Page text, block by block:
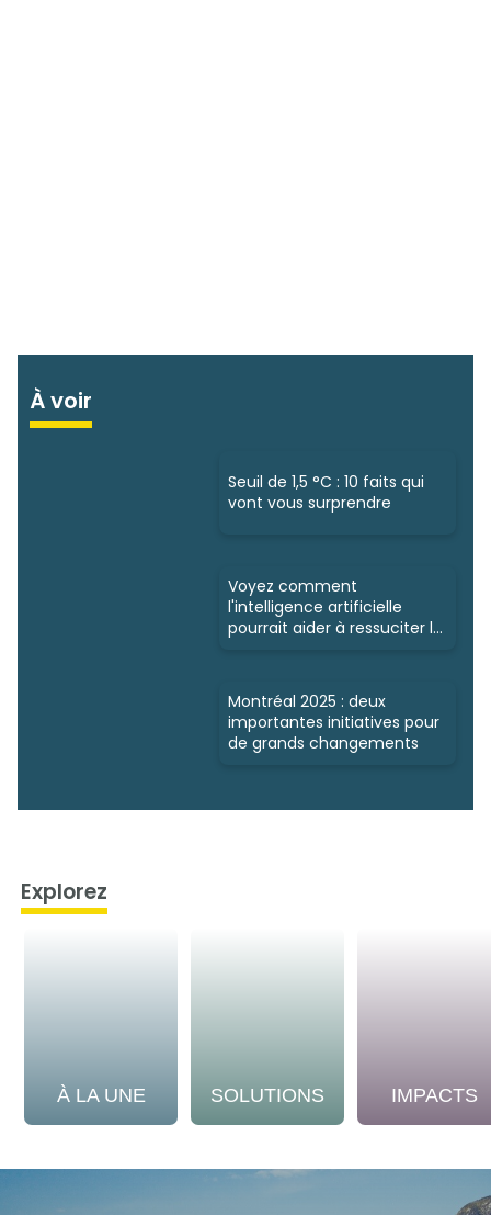
À voir
Seuil de 1,5 °C : 10 faits qui
vont vous surprendre
Voyez comment
l'intelligence artificielle
pourrait aider à ressuciter la
Montréal 2025 : deux
importantes initiatives pour
de grands changements
Explorez
À LA UNE SOLUTIONS IMPACTS